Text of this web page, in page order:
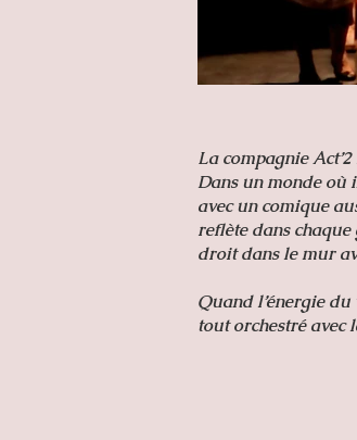
La compagnie
Dans un monde où
avec un comique
reflète dans
droit dans le mur
Quand l’énergie
tout orchestré avec